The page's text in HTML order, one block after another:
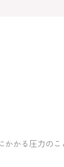
かかる圧力のこ